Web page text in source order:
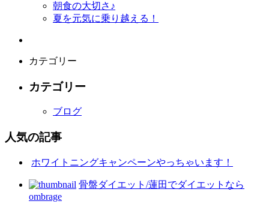
朝食の大切さ♪
夏を元気に乗り越える！
カテゴリー
カテゴリー
ブログ
人気の記事
ホワイトニングキャンペーンやっちゃいます！
骨盤ダイエット/蓮田でダイエットなら
ombrage